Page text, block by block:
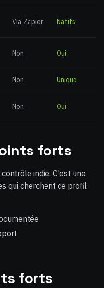
Via Zapier Natifs
Non Oui
Non Unique
Non Oui
forts
indie. C'est une
qui cherchent ce profil
forts